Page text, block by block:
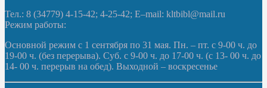
Тел.: 8 (34779) 4-15-42; 4-25-42; E–mail: kltbibl@mail.ru
Режим работы:
Основной режим с 1 сентября по 31 мая. Пн. – пт. с 9-00 ч. до
19-00 ч. (без перерыва). Суб. с 9-00 ч. до 17-00 ч. (с 13- 00 ч. до
14- 00 ч. перерыв на обед). Выходной – воскресенье